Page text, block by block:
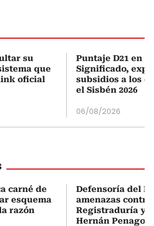
su
que
oficial
Puntaje D21 en
Significado,
subsidios a los
el Sisbén 2026
06/08/2026
carné de
esquema
razón
Defensoría del
amenazas contra
Registraduría y
Hernán Penagos